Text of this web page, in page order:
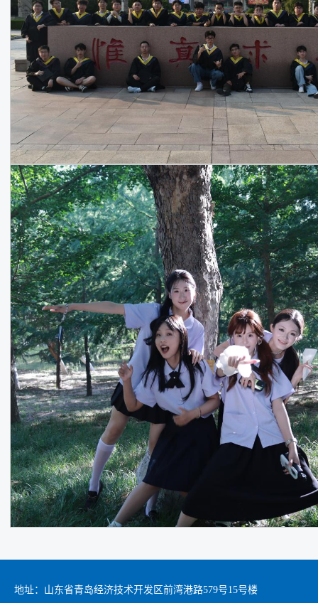
地址：山东省青岛经济技术开发区前湾港路579号15号楼